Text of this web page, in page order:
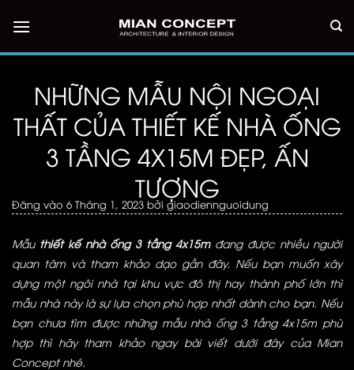
qua
nội
NHỮNG MẪU NỘI NGOẠI
THẤT CỦA THIẾT KẾ NHÀ ỐNG
3 TẦNG 4X15M ĐẸP, ẤN
TƯỢNG
Đăng vào 6 Tháng 1, 2023 bởi giaodiennguoidung
Mẫu thiết kế nhà ống 3 tầng 4x15mđang được nhiều người
quan tâm và tham khảo dạo gần đây. Nếu bạn muốn xây
dựng một ngôi nhà tại khu vực đô thị hay thành phố lớn thì
mẫu nhà này là sự lựa chọn phù hợp nhất dành cho bạn. Nếu
bạn chưa tìm được những mẫu nhà ống 3 tầng 4x15m phù
hợp thì hãy tham khảo ngay bài viết dưới đây của Mian
Conceptnhé.